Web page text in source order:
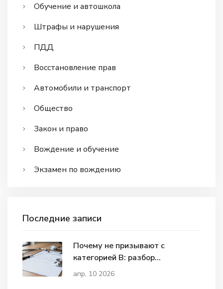
Обучение и автошкола
Штрафы и нарушения
ПДД
Восстановление прав
Автомобили и транспорт
Общество
Закон и право
Вождение и обучение
Экзамен по вождению
Последние записи
Почему не призывают с
категорией В: разбор
ограничений по здоровью
апр, 10 2026